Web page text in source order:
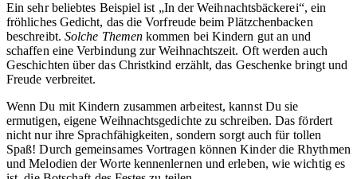
Ein sehr beliebtes Beispiel ist „In der Weihnachtsbäckerei“, ein
fröhliches Gedicht, das die Vorfreude beim Plätzchenbacken
beschreibt. Solche Themen kommen bei Kindern gut an und
schaffen eine Verbindung zur Weihnachtszeit. Oft werden auch
Geschichten über das Christkind erzählt, das Geschenke bringt und
Freude verbreitet.
Wenn Du mit Kindern zusammen arbeitest, kannst Du sie
ermutigen, eigene Weihnachtsgedichte zu schreiben. Das fördert
nicht nur ihre Sprachfähigkeiten, sondern sorgt auch für tollen
Spaß! Durch gemeinsames Vortragen können Kinder die Rhythmen
und Melodien der Worte kennenlernen und erleben, wie wichtig es